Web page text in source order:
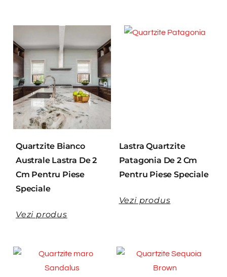
Quartzite Bianco
Australe Lastra De 2
Cm Pentru Piese
Speciale
Vezi produs
Lastra Quartzite
Patagonia De 2 Cm
Pentru Piese Speciale
Vezi produs